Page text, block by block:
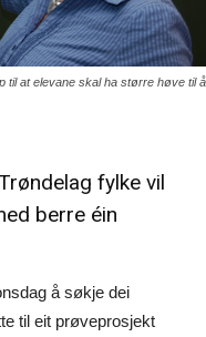
til at elevane skal ha større høve til å
fylke vil
berre éin
å søkje dei
til eit prøveprosjekt